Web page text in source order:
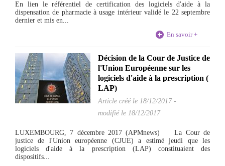
En lien le référentiel de certification des logiciels d'aide à la
dispensation de pharmacie à usage intérieur validé le 22 septembre
dernier et mis en...
En savoir +
Décision de la Cour de Justice de
l'Union Européenne sur les
logiciels d'aide à la prescription (
LAP)
Article créé le 18/12/2017-
modifié le 18/12/2017
LUXEMBOURG, 7 décembre 2017 (APMnews) La Cour de
justice de l'Union européenne (CJUE) a estimé jeudi que les
logiciels d'aide à la prescription (LAP) constituaient des
dispositifs...